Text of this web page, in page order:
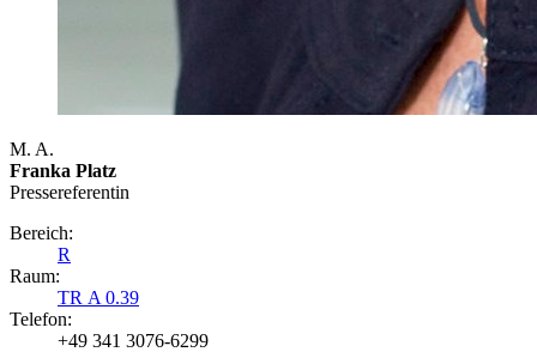
M. A.
Franka Platz
Presse­referentin
Bereich:
R
Raum:
TR A 0.39
Telefon:
+49 341 3076-6299